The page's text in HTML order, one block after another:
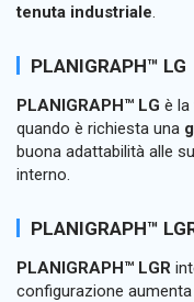
tenuta industriale.
PLANIGRAPH™ LG
PLANIGRAPH™ LG è la
quando è richiesta una
buona adattabilità alle
interno.
PLANIGRAPH™
PLANIGRAPH™ LGR
configurazione